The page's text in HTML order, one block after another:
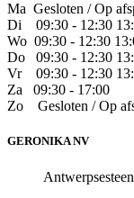
Ma Gesloten / Op
Di 09:30 - 12:30
Wo 09:30 - 12:30
Do ​09:30 - 12:30
Vr ​09:30 - 12:30
Za 09:30 - 17:00
Zo
​Gesloten / Op
GERONIKA NV